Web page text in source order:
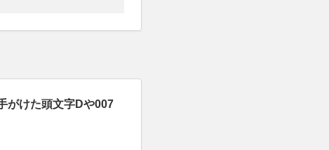
がけた頭文字Dや007